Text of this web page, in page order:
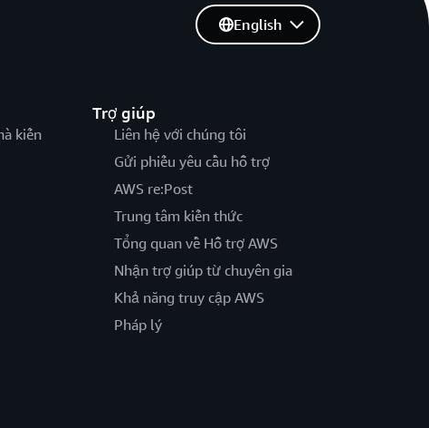
kiến
Trợ giúp
Liên hệ với chúng tôi
Gửi phiếu yêu cầu hỗ trợ
AWS re:Post
Trung tâm kiến thức
Tổng quan về Hỗ trợ AWS
Nhận trợ giúp từ chuyên gia
Khả năng truy cập AWS
Pháp lý
English